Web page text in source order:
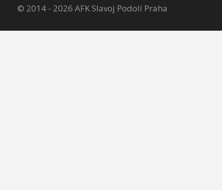
© 2014 - 2026 AFK Slavoj Podolí Praha